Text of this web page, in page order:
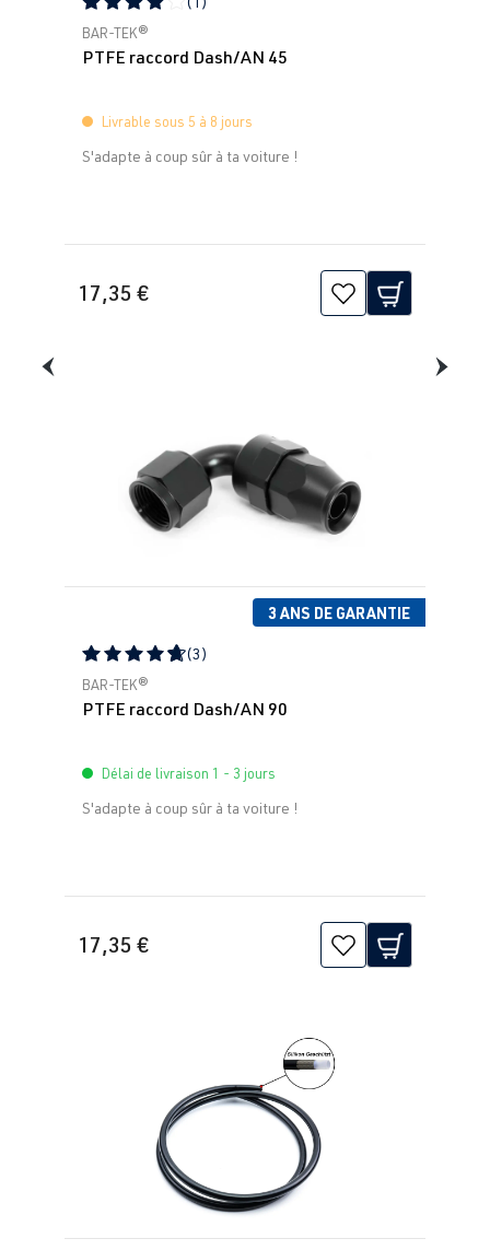
Note moyenne de 4 sur 5 étoiles
BAR-TEK®
PTFE raccord Dash/AN 45
Livrable sous 5 à 8 jours
S'adapte à coup sûr à ta voiture !
17,35 €
3 ANS DE GARANTIE
Note moyenne de 4.67 sur 5 étoiles
(3)
BAR-TEK®
PTFE raccord Dash/AN 90
Délai de livraison 1 - 3 jours
S'adapte à coup sûr à ta voiture !
17,35 €